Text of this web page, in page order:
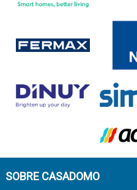
SOBRE CASADOMO